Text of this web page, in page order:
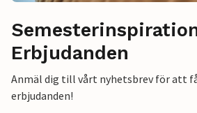
Erbjudanden
Anmäl dig till vårt nyhetsbrev för att
erbjudanden!